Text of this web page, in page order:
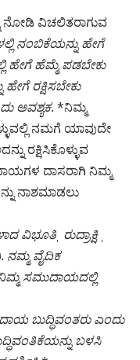
ಅವಶ್ಯಕ.
ನಮಗೆ ಯಾವುದೇ
ರಕ್ಷಿಸಿಕೊಳ್ಳುವ
ದಾಸರಾಗಿ ನಿಮ್ಮ
ನಾಶಮಾಡಲು
ವಿಭೂತಿˌ ರುದ್ರಾಕ್ಷಿ ˌ
ವೈದಿಕ
ಸಮುದಾಯದಲ್ಲಿ
ಬುದ್ಧಿವಂತರು ಎಂದು
ಬಳಸಿ
*
ಅಲ್ಲದಿದ್ದಲ್ಲಿ ನಮ್ಮ
ದಾರಿ.